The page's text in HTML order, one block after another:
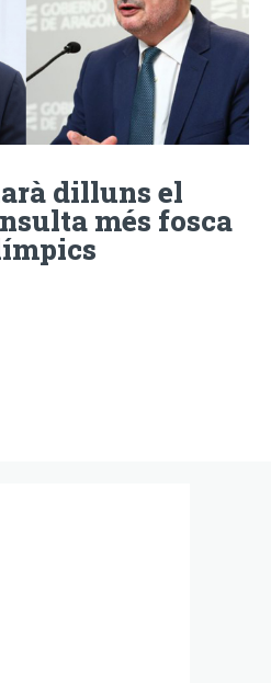
dilluns el
més fosca